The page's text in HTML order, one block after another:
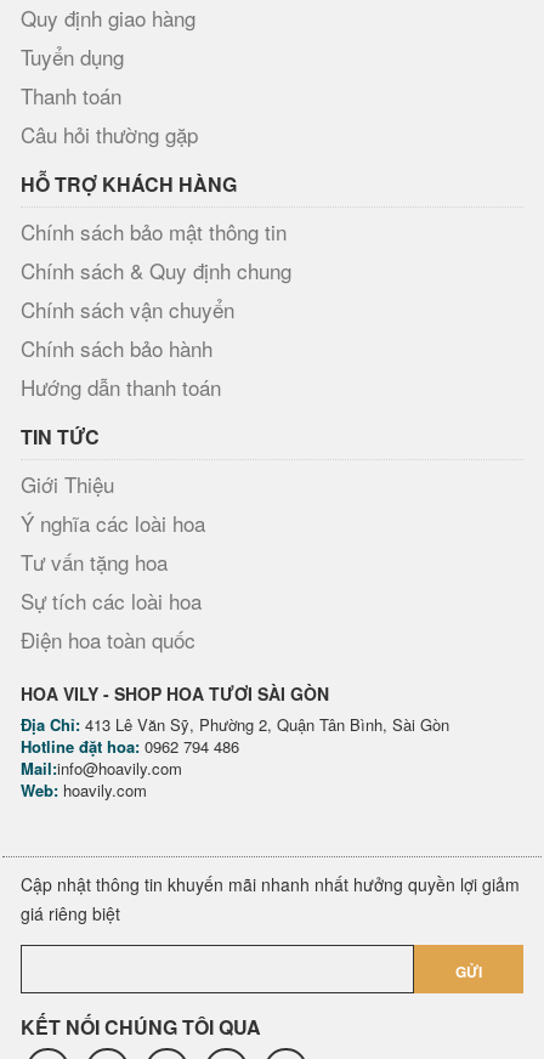
Quy định giao hàng
Tuyển dụng
Thanh toán
Câu hỏi thường gặp
HỖ TRỢ KHÁCH HÀNG
Chính sách bảo mật thông tin
Chính sách & Quy định chung
Chính sách vận chuyển
Chính sách bảo hành
Hướng dẫn thanh toán
TIN TỨC
Giới Thiệu
Ý nghĩa các loài hoa
Tư vấn tặng hoa
Sự tích các loài hoa
Điện hoa toàn quốc
HOA VILY - SHOP HOA TƯƠI SÀI GÒN
Địa Chỉ: 413 Lê Văn Sỹ, Phường 2, Quận Tân Bình, Sài Gòn
Hotline đặt hoa: 0962 794 486
Mail:info@hoavily.com
Web: hoavily.com
Cập nhật thông tin khuyến mãi nhanh nhất hưởng quyền lợi giảm
giá riêng biệt
GỬI
KẾT NỐI CHÚNG TÔI QUA